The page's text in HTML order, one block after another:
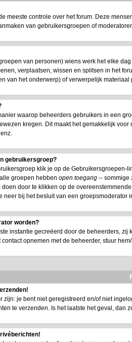
meeste controle over het forum. Deze
van gebruikersgroepen of
van personen) wiens werk het elke
verplaatsen, wissen en splitsen in het
van het onderwerp) of verwerpelijk materiaal
waarop beheerders gebruikers in een
kregen. Dit maakt het gemakkelijk
gebruikersgroep?
klik je op de
groepen hebben open toegang -- sommige
door te klikken op de
neer bij het besluit van een
worden?
instantie gecreëerd door de beheerders,
opnemen met de beheerder, stuur
zijn: je bent niet geregistreerd en/of niet
te verzenden. Is het laatste het geval, dan